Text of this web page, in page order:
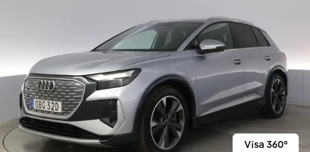
Visa 360°